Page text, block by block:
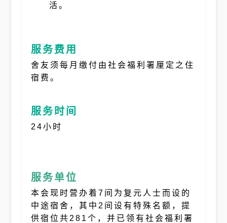
活。
服务费用
舍友须每月缴付由社会福利署厘定之住
宿费。
服务时间
24小时
服务单位
本会现时营办着7间为复元人士而设的
中途宿舍，其中2间设有特殊名额，提
供宿位共281个，并已领有社会福利署